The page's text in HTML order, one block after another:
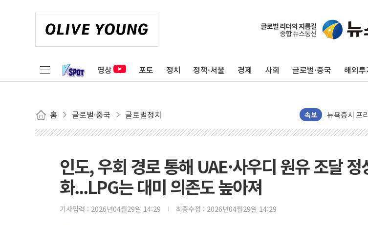
영상 포토 정치 정책·서울 경제 사회 글로벌·중국 해외
홈 글로벌·중국 글로벌정치 속보
뉴욕증시 개
김정관 장관
청와대, 북한
금값 7주 만
러, 1인칭시
[베트남 증시
인도, 우회 경로 통해 UAE·사우디 원유 조달 정
화...LPG는 대미 의존도 높아져
기사입력 : 2026년04월29일 14:29 최종수정 : 2026년04월29일 14:29